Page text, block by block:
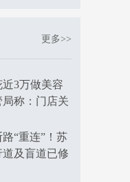
更多>>
3万做美容
称：门店关
“重连”！苏
及盲道已修